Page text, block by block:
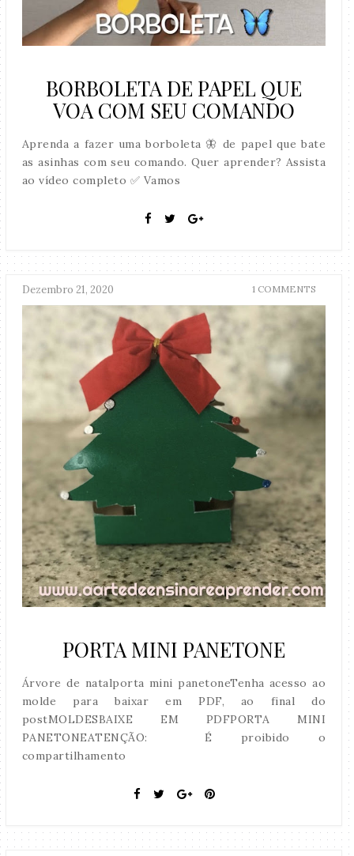
BORBOLETA DE PAPEL QUE
VOA COM SEU COMANDO
Aprenda a fazer uma borboleta 🦋 de papel que bate
as asinhas com seu comando. Quer aprender? Assista
ao vídeo completo ✅ Vamos
Dezembro 21, 2020 1 COMMENTS
PORTA MINI PANETONE
Árvore de natalporta mini panetoneTenha acesso ao
molde para baixar em PDF, ao final do
postMOLDESBAIXE EM PDFPORTA MINI
PANETONEATENÇÃO: É proibido o
compartilhamento